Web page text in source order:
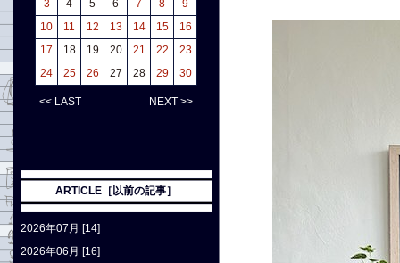
3
4 5 6 7 8
9
10
11 12 13 14 15
16
17
18 19 20 21 22
23
24
25 26 27 28 29 30
<< LAST NEXT >>
ARTICLE［以前の記事］
2026年07月 [14]
2026年06月 [16]